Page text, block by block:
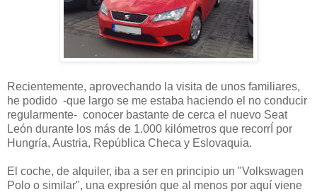
Recientemente, aprovechando la visita de unos familiares,
he podido -que largo se me estaba haciendo el no conducir
regularmente- conocer bastante de cerca el nuevo Seat
León durante los más de 1.000 kilómetros que recorrÍ por
Hungría, Austria, República Checa y Eslovaquia.
El coche, de alquiler, iba a ser en principio un "Volkswagen
Polo o similar", una expresión que al menos por aquí viene